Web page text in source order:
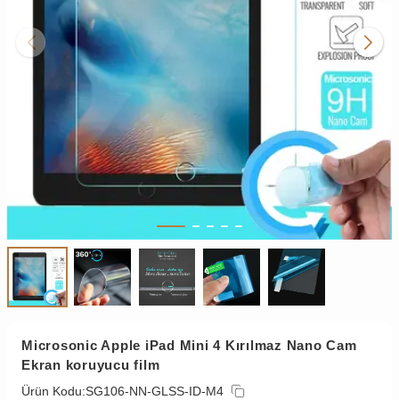
Microsonic Apple iPad Mini 4 Kırılmaz Nano Cam
Ekran koruyucu film
Ürün Kodu:SG106-NN-GLSS-ID-M4